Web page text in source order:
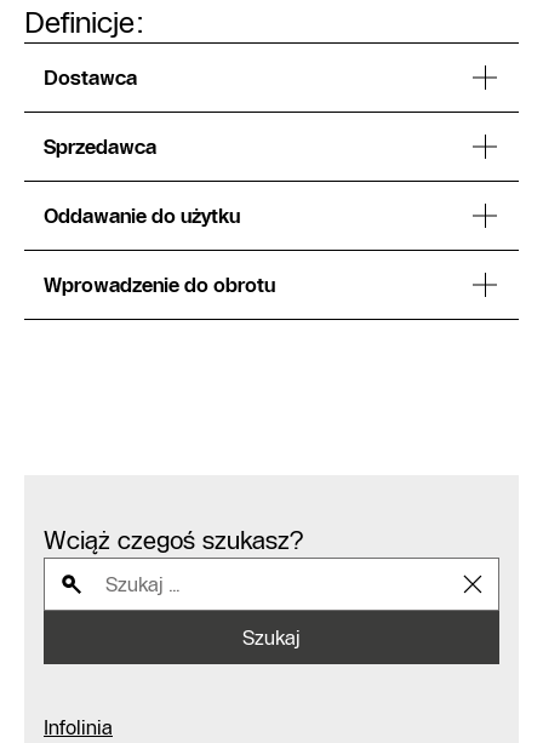
Definicje:
Dostawca
Sprzedawca
Oddawanie do użytku
Wprowadzenie do obrotu
Wciąż czegoś szukasz?
Szukaj
Infolinia